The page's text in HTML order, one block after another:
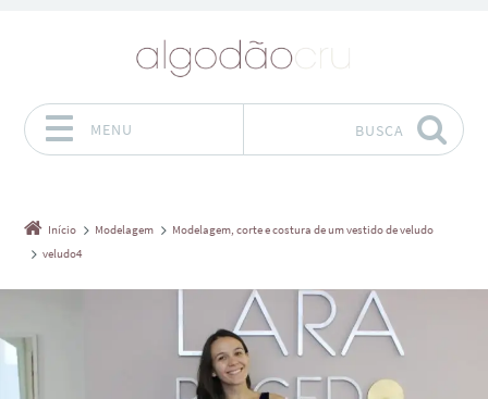
MENU BUSCA
Início Modelagem
Modelagem, corte e costura de um vestido de veludo
veludo4